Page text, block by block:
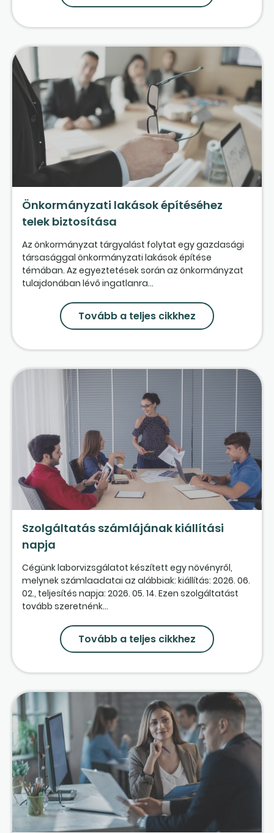
Önkormányzati lakások építéséhez
telek biztosítása
Az önkormányzat tárgyalást folytat egy gazdasági
társasággal önkormányzati lakások építése
témában. Az egyeztetések során az önkormányzat
tulajdonában lévő ingatlanra...
Tovább a teljes cikkhez
Szolgáltatás számlájának kiállítási
napja
Cégünk laborvizsgálatot készített egy növényről,
melynek számlaadatai az alábbiak: kiállítás: 2026. 06.
02., teljesítés napja: 2026. 05. 14. Ezen szolgáltatást
tovább szeretnénk...
Tovább a teljes cikkhez